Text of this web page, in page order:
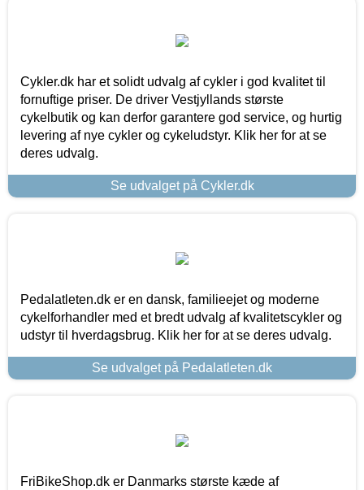
Cykler.dk har et solidt udvalg af cykler i god kvalitet til
fornuftige priser. De driver Vestjyllands største
cykelbutik og kan derfor garantere god service, og hurtig
levering af nye cykler og cykeludstyr. Klik her for at se
deres udvalg.
Se udvalget på Cykler.dk
Pedalatleten.dk er en dansk, familieejet og moderne
cykelforhandler med et bredt udvalg af kvalitetscykler og
udstyr til hverdagsbrug. Klik her for at se deres udvalg.
Se udvalget på Pedalatleten.dk
FriBikeShop.dk er Danmarks største kæde af